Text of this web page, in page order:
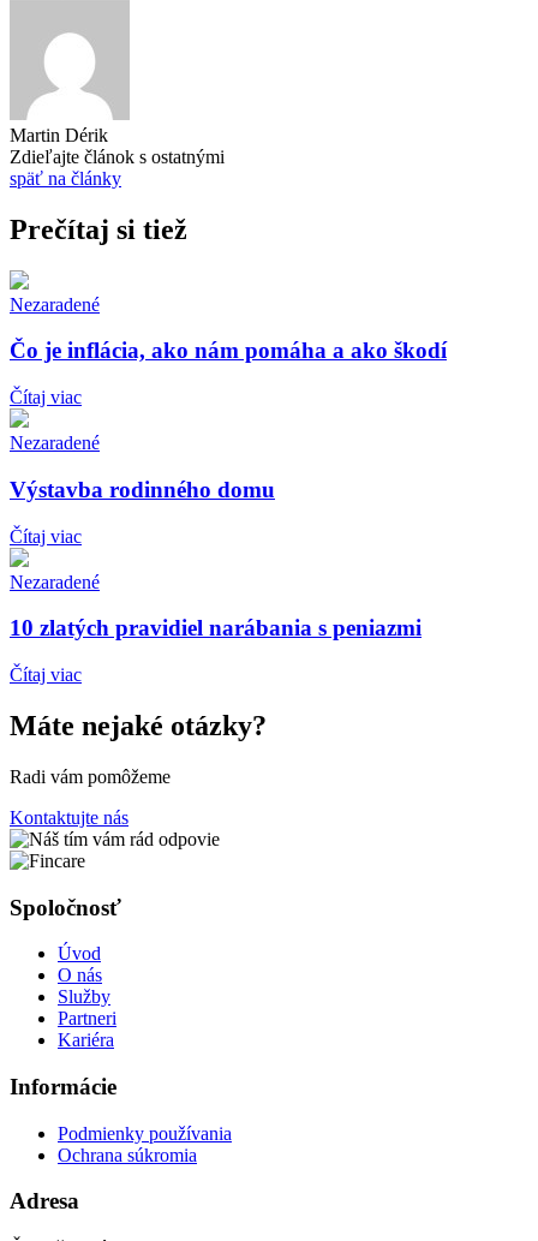
Martin Dérik
Zdieľajte článok s ostatnými
späť na články
Prečítaj si tiež
Nezaradené
Čo je inflácia, ako nám pomáha a ako škodí
Čítaj viac
Nezaradené
Výstavba rodinného domu
Čítaj viac
Nezaradené
10 zlatých pravidiel narábania s peniazmi
Čítaj viac
Máte nejaké otázky?
Radi vám pomôžeme
Kontaktujte nás
Spoločnosť
Úvod
O nás
Služby
Partneri
Kariéra
Informácie
Podmienky používania
Ochrana súkromia
Adresa